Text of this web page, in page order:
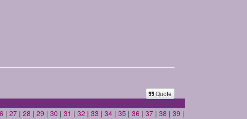
Quote
| 27 | 28 | 29 | 30 | 31 | 32 | 33 | 34 | 35 | 36 | 37 | 38 | 39 |